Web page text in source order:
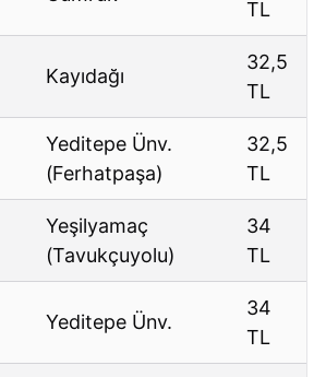
TL
Kayıdağı
32,5
TL
Yeditepe Ünv.
(Ferhatpaşa)
32,5
TL
Yeşilyamaç
(Tavukçuyolu)
34
TL
Yeditepe Ünv.
34
TL